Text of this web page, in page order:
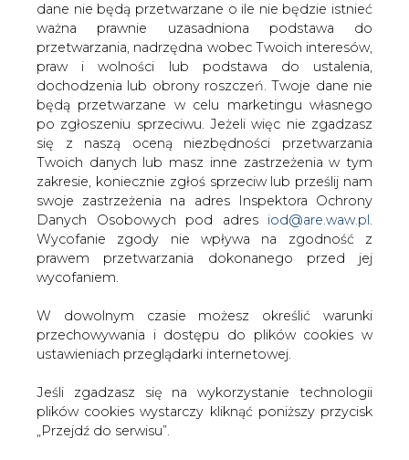
dane nie będą przetwarzane o ile nie będzie istnieć
ważna prawnie uzasadniona podstawa do
przetwarzania, nadrzędna wobec Twoich interesów,
praw i wolności lub podstawa do ustalenia,
dochodzenia lub obrony roszczeń. Twoje dane nie
będą przetwarzane w celu marketingu własnego
po zgłoszeniu sprzeciwu. Jeżeli więc nie zgadzasz
się z naszą oceną niezbędności przetwarzania
Twoich danych lub masz inne zastrzeżenia w tym
zakresie, koniecznie zgłoś sprzeciw lub prześlij nam
swoje zastrzeżenia na adres Inspektora Ochrony
Danych Osobowych pod adres iod@are.waw.pl.
Wycofanie zgody nie wpływa na zgodność z
prawem przetwarzania dokonanego przed jej
wycofaniem.
W dowolnym czasie możesz określić warunki
przechowywania i dostępu do plików cookies w
ustawieniach przeglądarki internetowej.
Jeśli zgadzasz się na wykorzystanie technologii
plików cookies wystarczy kliknąć poniższy przycisk
„Przejdź do serwisu”.
Gaz w holenderskim hubie TTF tanieje
w środę o 5-5,5 proc. Kontrakty na
najbliższe miesiące są na poziomie 40
euro za MWh.
Gaz w kontraktach kwietniowych staniał o 5,6 proc. do 40
euro za MWh, wyceny kontraktów majowych spadły o 5,1
proc. do 40,5 euro za MWh.
Podobne spadki zanotowały kontrakty na miesiące
letnie, ich wyceny są w granicach 40-41 euro za MWh.
W dniu ataku Rosji na Ukrainę, 24 lutego 2022 r.,
notowania gazu na TTF przekraczały 128 euro za MWh.
sięgały 350 euro za MWh.
Gazownictwo